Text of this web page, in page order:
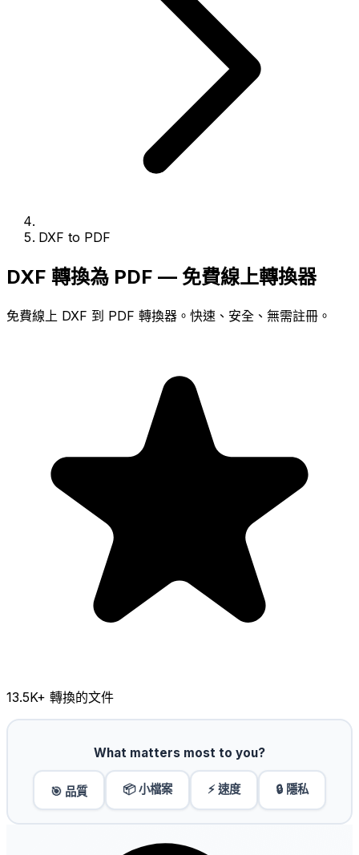
DXF to PDF
DXF 轉換為 PDF — 免費線上轉換器
免費線上 DXF 到 PDF 轉換器。快速、安全、無需註冊。
13.5K+ 轉換的文件
What matters most to you?
🎯 品質 📦 小檔案 ⚡ 速度 🔒 隱私